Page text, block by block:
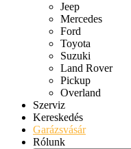
Jeep
Mercedes
Ford
Toyota
Suzuki
Land Rover
Pickup
Overland
Szerviz
Kereskedés
Garázsvásár
Rólunk